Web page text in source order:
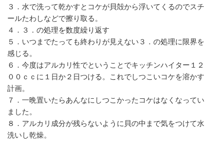
３．水で洗って乾かすとコケが貝殻から浮いてくるのでスチ
ールたわしなどで擦り取る。
４．３．の処理を数度繰り返す
５．いつまでたっても終わりが見えない３．の処理に限界を
感じる。
６．今度はアルカリ性でということでキッチンハイター１２
００ｃｃに１日か２日つける。これでしつこいコケを溶かす
計画。
７．一晩置いたらあんなにしつこかったコケはなくなってい
ました。
８．アルカリ成分が残らないように貝の中まで気をつけて水
洗いし乾燥。